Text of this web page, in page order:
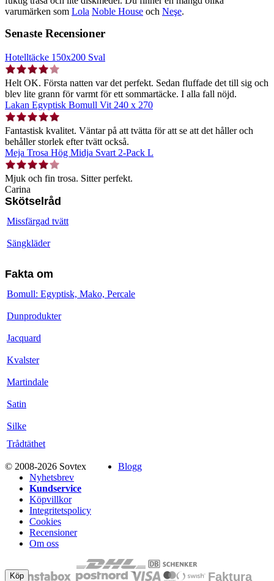
varumärken som Lola Noble House och Neşe.
Senaste Recensioner
Hotelltäcke 150x200 Sval
Helt OK. Första natten var det perfekt. Sedan fluffade det till sig och
blev lite grann för varmt för ett sommartäcke. I alla fall nöjd.
Lakan Egyptisk Bomull Vit 240 x 270
Fantastisk kvalitet. Väntar på att tvätta för att se att det håller och
behåller storlek efter tvätt också.
Meja Trosa Hög Midja Svart 2-Pack L
Mjuk och fin trosa. Sitter perfekt.
Carina
Skötselråd
Missfärgad tvätt
Sängkläder
Fakta om
Bomull: Egyptisk, Mako, Percale
Dunprodukter
Jacquard
Kvalster
Martindale
Satin
Silke
Trådtäthet
© 2008-2026 Sovtex
Blogg
Nyhetsbrev
Kundservice
Köpvillkor
Integritetspolicy
Cookies
Recensioner
Om oss